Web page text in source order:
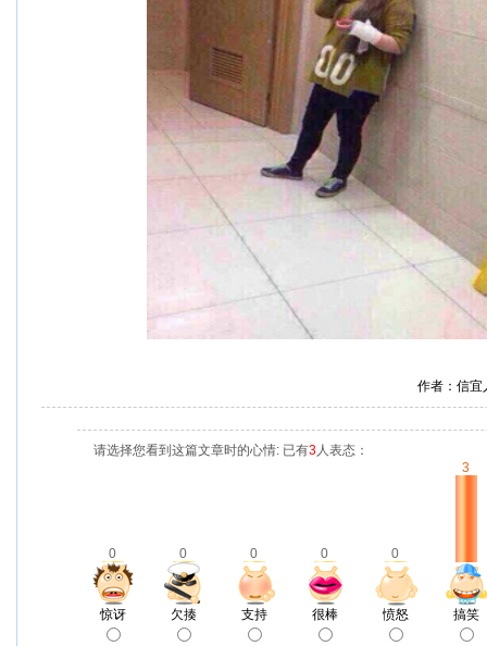
作者：信
请选择您看到这篇文章时的心情: 已有3人表态：
0 0 0 0 0
3
惊讶 欠揍 支持 很棒 愤怒 搞笑